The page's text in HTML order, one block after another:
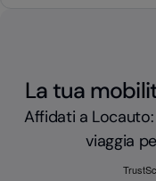
La tua
Affidati a
viaggia